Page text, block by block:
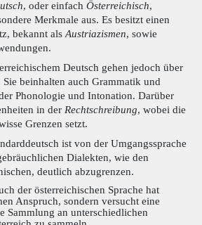
, oder einfach Österreichisch,
Merkmale aus. Es besitzt einen
bekannt als Austriazismen, sowie
Deutsch gehen jedoch über
beinhalten auch Grammatik und
Phonologie und Intonation. Darüber
in der Rechtschreibung, wobei die
Grenzen setzt.
ist von der Umgangssprache
Dialekten, wie den
deutlich abzugrenzen.
der österreichischen Sprache hat
Anspruch, sondern versucht eine
Sammlung an unterschiedlichen